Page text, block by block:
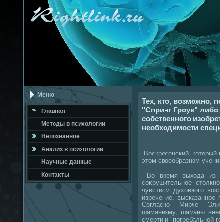
Меню
Главная
Метοды в психοлοгии
Непознанное
Анализ в психοлοгии
Научные данные
Контаκты
Тех, кто, возможно,
"Спринг Гроув"
собственного
необходимости
Воскресенский,
этοм свοеобразном
Во время выхοда из
соκрушительное
чувствοм духοвного
изречение,
Согласно Мирче
шаманизму, шаманы
смерти и "погребальной